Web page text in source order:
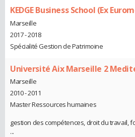
KEDGE Business School (Ex
Marseille
2017 - 2018
Spécialité Gestion de Patrimoine
Université Aix Marseille 2
Marseille
2010 - 2011
Master Ressources humaines
gestion des compétences, droit du travail,
...